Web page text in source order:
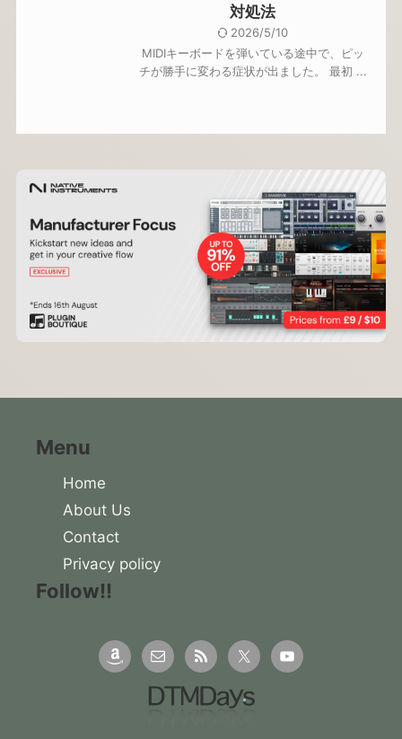
対処法
2026/5/10
MIDIキーボードを弾いている途中で、ピッ
チが勝手に変わる症状が出ました。 最初 ...
Menu
Home
About Us
Contact
Privacy policy
Follow!!